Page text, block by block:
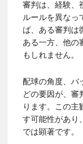
審判は、経験、
ルールを異なっ
ば、ある審判は
ある一方、他の
もしれません。
配球の角度、バ
どの要因が、審
ります。この主
す可能性があり
では顕著です。